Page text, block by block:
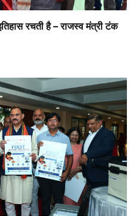
रचती है – राजस्व मंत्री टंक